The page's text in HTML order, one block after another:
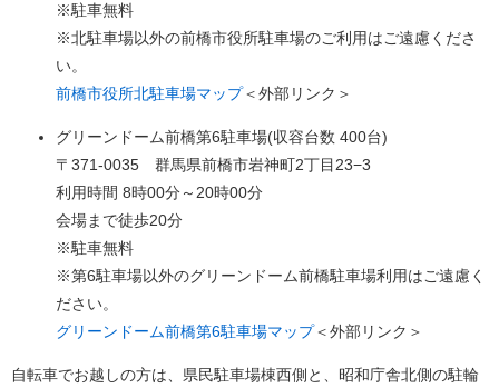
※駐車無料
※北駐車場以外の前橋市役所駐車場のご利用はご遠慮くださ
い。
前橋市役所北駐車場マップ＜外部リンク＞
グリーンドーム前橋第6駐車場(収容台数 400台)
​〒371-0035 群馬県前橋市岩神町2丁目23−3
利用時間 8時00分～20時00分
会場まで徒歩20分
※駐車無料
※第6駐車場以外のグリーンドーム前橋駐車場利用はご遠慮く
ださい。
グリーンドーム前橋第6駐車場マップ＜外部リンク＞
自転車でお越しの方は、県民駐車場棟西側と、昭和庁舎北側の駐輪